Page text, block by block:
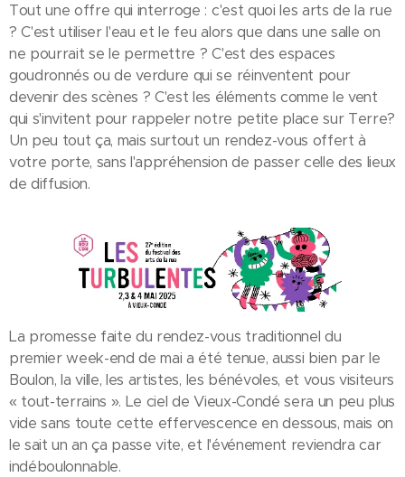
Tout une offre qui interroge : c'est quoi les arts de la rue
? C'est utiliser l'eau et le feu alors que dans une salle on
ne pourrait se le permettre ? C'est des espaces
goudronnés ou de verdure qui se réinventent pour
devenir des scènes ? C'est les éléments comme le vent
qui s'invitent pour rappeler notre petite place sur Terre?
Un peu tout ça, mais surtout un rendez-vous offert à
votre porte, sans l'appréhension de passer celle des lieux
de diffusion.
La promesse faite du rendez-vous traditionnel du
premier week-end de mai a été tenue, aussi bien par le
Boulon, la ville, les artistes, les bénévoles, et vous visiteurs
« tout-terrains ». Le ciel de Vieux-Condé sera un peu plus
vide sans toute cette effervescence en dessous, mais on
le sait un an ça passe vite, et l'événement reviendra car
indéboulonnable.